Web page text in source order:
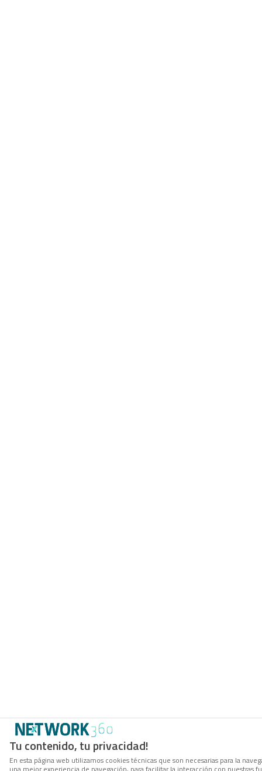
Tu contenido, tu privacidad!
En esta página web utilizamos cookies técnicas que son necesarias para la